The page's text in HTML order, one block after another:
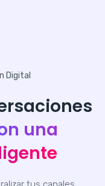
Digital
una